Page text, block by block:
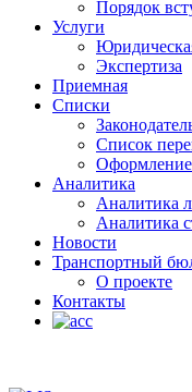
Порядок
Услуги
Экспертиза
Приемная
Списки
Список
Аналитика
Аналитика
Aналитика
Новости
Транспортный
О проекте
Контакты